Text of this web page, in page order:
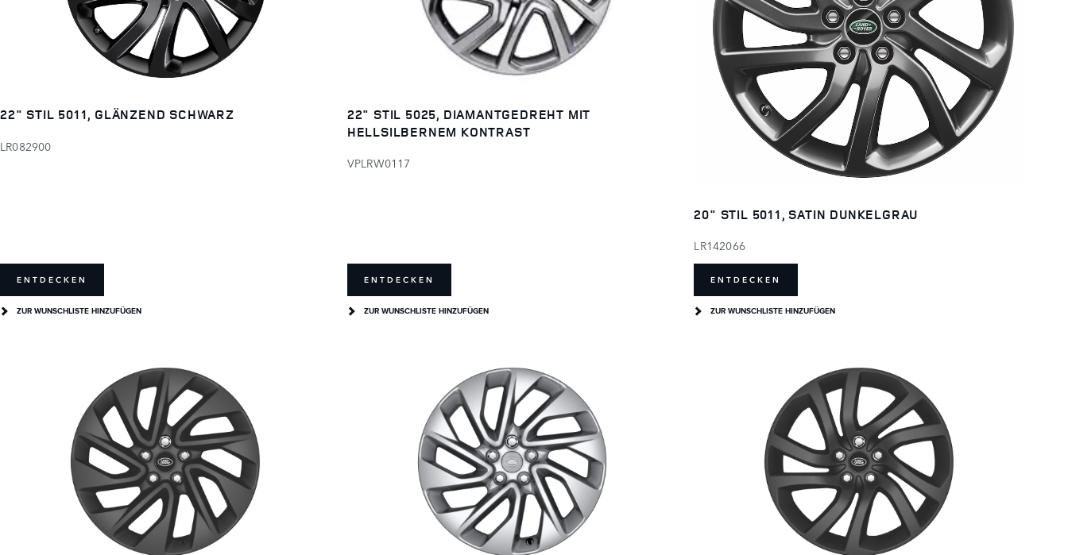
22" STIL 5011, GLÄNZEND SCHWARZ
LR082900
ENTDECKEN
ZUR WUNSCHLISTE HINZUFÜGEN
22" STIL 5025, DIAMANTGEDREHT MIT
HELLSILBERNEM KONTRAST
VPLRW0117
ENTDECKEN
ZUR WUNSCHLISTE HINZUFÜGEN
20" STIL 5011, SATIN DUNKELGRAU
LR142066
ENTDECKEN
ZUR WUNSCHLISTE HINZUFÜGEN